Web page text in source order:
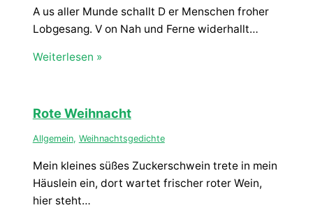
A us aller Munde schallt D er Menschen froher
Lobgesang. V on Nah und Ferne widerhallt…
Weiterlesen »
Rote Weihnacht
Allgemein, Weihnachtsgedichte
Mein kleines süßes Zuckerschwein trete in mein
Häuslein ein, dort wartet frischer roter Wein,
hier steht…